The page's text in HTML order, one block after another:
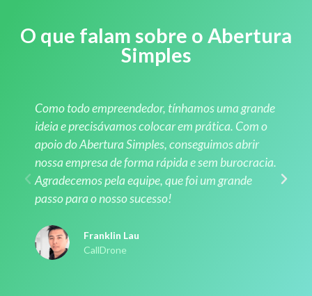
O que falam sobre o Abertura
Simples
Como todo empreendedor, tínhamos uma grande
ideia e precisávamos colocar em prática. Com o
apoio do Abertura Simples, conseguimos abrir
nossa empresa de forma rápida e sem burocracia.
Agradecemos pela equipe, que foi um grande
passo para o nosso sucesso!
Franklin Lau
CallDrone